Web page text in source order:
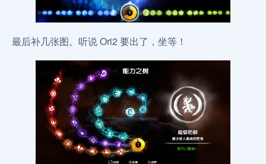
最后补几张图。听说 Ori2 要出了，坐等！